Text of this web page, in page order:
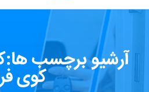
آرشیو برچسب
کوی